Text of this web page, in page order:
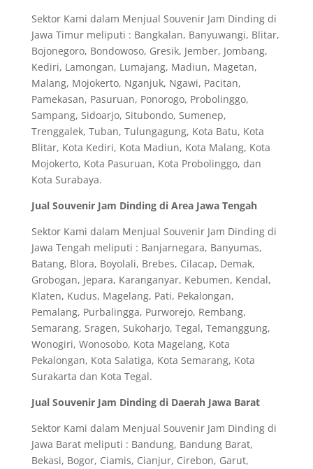
Sektor Kami dalam Menjual Souvenir Jam Dinding di
Jawa Timur meliputi : Bangkalan, Banyuwangi, Blitar,
Bojonegoro, Bondowoso, Gresik, Jember, Jombang,
Kediri, Lamongan, Lumajang, Madiun, Magetan,
Malang, Mojokerto, Nganjuk, Ngawi, Pacitan,
Pamekasan, Pasuruan, Ponorogo, Probolinggo,
Sampang, Sidoarjo, Situbondo, Sumenep,
Trenggalek, Tuban, Tulungagung, Kota Batu, Kota
Blitar, Kota Kediri, Kota Madiun, Kota Malang, Kota
Mojokerto, Kota Pasuruan, Kota Probolinggo, dan
Kota Surabaya.
Jual Souvenir Jam Dinding di Area Jawa Tengah
Sektor Kami dalam Menjual Souvenir Jam Dinding di
Jawa Tengah meliputi : Banjarnegara, Banyumas,
Batang, Blora, Boyolali, Brebes, Cilacap, Demak,
Grobogan, Jepara, Karanganyar, Kebumen, Kendal,
Klaten, Kudus, Magelang, Pati, Pekalongan,
Pemalang, Purbalingga, Purworejo, Rembang,
Semarang, Sragen, Sukoharjo, Tegal, Temanggung,
Wonogiri, Wonosobo, Kota Magelang, Kota
Pekalongan, Kota Salatiga, Kota Semarang, Kota
Surakarta dan Kota Tegal.
Jual Souvenir Jam Dinding di Daerah Jawa Barat
Sektor Kami dalam Menjual Souvenir Jam Dinding di
Jawa Barat meliputi : Bandung, Bandung Barat,
Bekasi, Bogor, Ciamis, Cianjur, Cirebon, Garut,